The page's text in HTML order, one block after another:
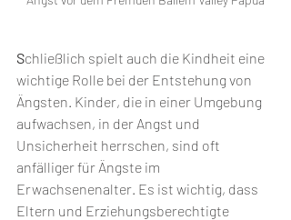
Schließlich spielt auch die Kindheit eine
wichtige Rolle bei der Entstehung von
Ängsten. Kinder, die in einer Umgebung
aufwachsen, in der Angst und
Unsicherheit herrschen, sind oft
anfälliger für Ängste im
Erwachsenenalter. Es ist wichtig, dass
Eltern und Erziehungsberechtigte